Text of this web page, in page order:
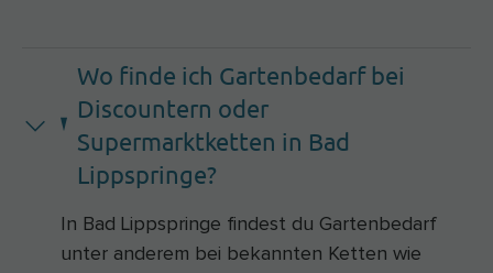
Wo finde ich Gartenbedarf bei
Discountern oder
Supermarktketten in Bad
Lippspringe?
In Bad Lippspringe findest du Gartenbedarf
unter anderem bei bekannten Ketten wie